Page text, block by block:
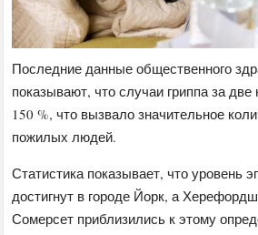
Последние данные общественного
показывают, что случаи гриппа за
150 %, что вызвало значительное
пожилых людей.
Статистика показывает, что уровень
достигнут в городе Йорк, а
Сомерсет приблизились к этому